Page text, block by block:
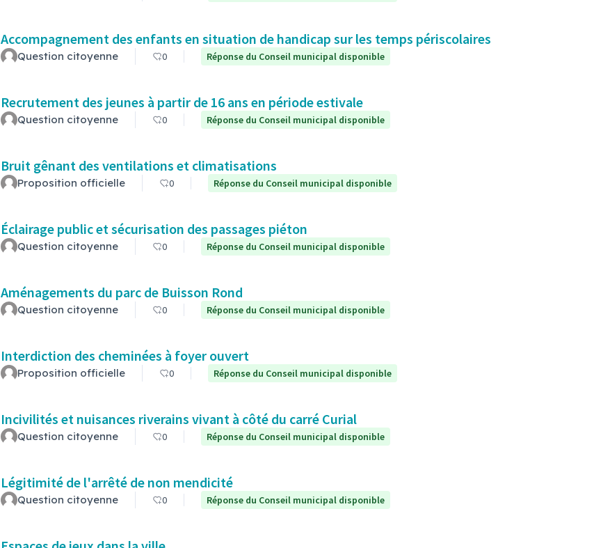
Accompagnement des enfants en situation de handicap sur les temps périscolaires
Question citoyenne 0 Réponse du Conseil municipal disponible
Recrutement des jeunes à partir de 16 ans en période estivale
Question citoyenne 0 Réponse du Conseil municipal disponible
Bruit gênant des ventilations et climatisations
Proposition officielle 0 Réponse du Conseil municipal disponible
Éclairage public et sécurisation des passages piéton
Question citoyenne 0 Réponse du Conseil municipal disponible
Aménagements du parc de Buisson Rond
Question citoyenne 0 Réponse du Conseil municipal disponible
Interdiction des cheminées à foyer ouvert
Proposition officielle 0 Réponse du Conseil municipal disponible
Incivilités et nuisances riverains vivant à côté du carré Curial
Question citoyenne 0 Réponse du Conseil municipal disponible
Légitimité de l'arrêté de non mendicité
Question citoyenne 0 Réponse du Conseil municipal disponible